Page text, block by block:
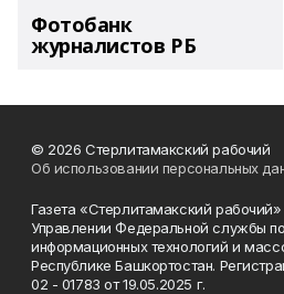
Фотобанк
журналистов РБ
© 2026 Стерлитамакский рабочий
Об использовании персональных
Газета «Стерлитамакский
Управлении Федеральной службы
информационных технологий и
Республике Башкортостан.
02 - 01783 от 19.05.2025 г.